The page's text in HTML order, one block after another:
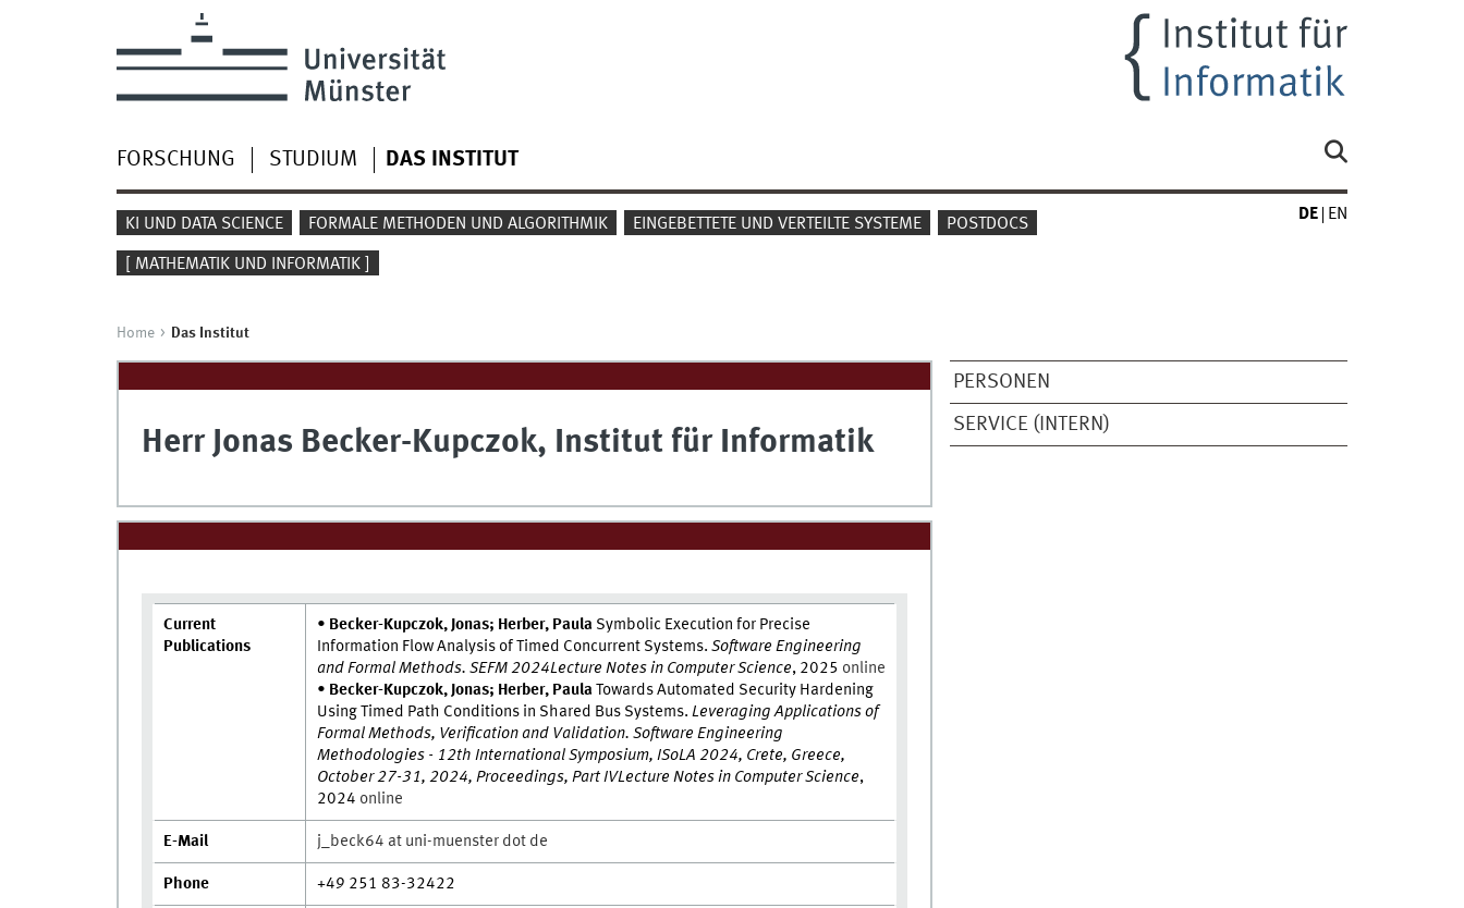
FORSCHUNG STUDIUM DAS INSTITUT
KI UND DATA SCIENCE FORMALE METHODEN UND ALGORITHMIK EINGEBETTETE UND VERTEILTE SYSTEME POSTDOCS
[ MATHEMATIK UND INFORMATIK ]
DE EN
Home Das Institut
PERSONEN
SERVICE (INTERN)
Herr Jonas Becker-Kupczok, Institut für Informatik
Current
Publications
• Becker-Kupczok, Jonas; Herber, Paula Symbolic Execution for Precise
Information Flow Analysis of Timed Concurrent Systems.Software Engineering
and Formal Methods. SEFM 2024Lecture Notes in Computer Science, 2025 online
• Becker-Kupczok, Jonas; Herber, PaulaTowards Automated Security Hardening
Using Timed Path Conditions in Shared Bus Systems.Leveraging Applications of
Formal Methods, Verification and Validation. Software Engineering
Methodologies - 12th International Symposium, ISoLA 2024, Crete, Greece,
October 27-31, 2024, Proceedings, Part IVLecture Notes in Computer Science,
2024 online
E-Mail j_beck64 at uni-muenster dot de
Phone +49 251 83-32422